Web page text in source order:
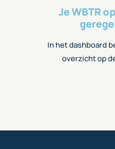
Je WBTR
In het dashboard
overzicht op